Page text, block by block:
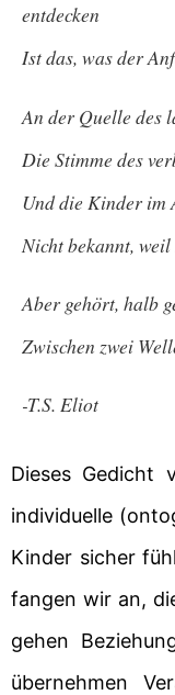
entdecken
Ist das, was der
An der Quelle des
Die Stimme des
Und die Kinder im
Nicht bekannt,
Aber gehört, halb
Zwischen zwei
-T.S. Eliot
Dieses
individuelle
Kinder sicher
fangen wir an,
gehen
übernehmen